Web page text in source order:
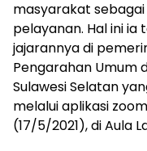
masyarakat
pelayanan. Hal ini ia
jajarannya di
Pengarahan Umum
Sulawesi Selatan
melalui aplikasi
(17/5/2021), di Aula